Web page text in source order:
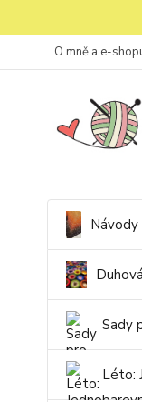
O mně a e-
Návody
Sady
Léto: